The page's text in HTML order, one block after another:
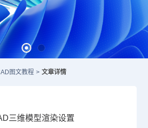
图文教程 > 文章详情
三维模型渲染设置